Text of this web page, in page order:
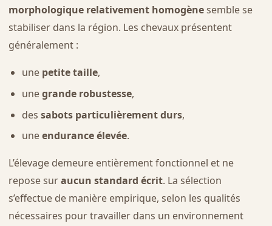
morphologique relativement homogènesemble se
stabiliser dans la région. Les chevaux présentent
généralement :
une petite taille,
unegrande robustesse,
des sabots particulièrement durs,
uneendurance élevée.
L’élevage demeure entièrement fonctionnel et ne
repose suraucun standard écrit. La sélection
s’effectue de manière empirique, selon les qualités
nécessaires pour travailler dans un environnement